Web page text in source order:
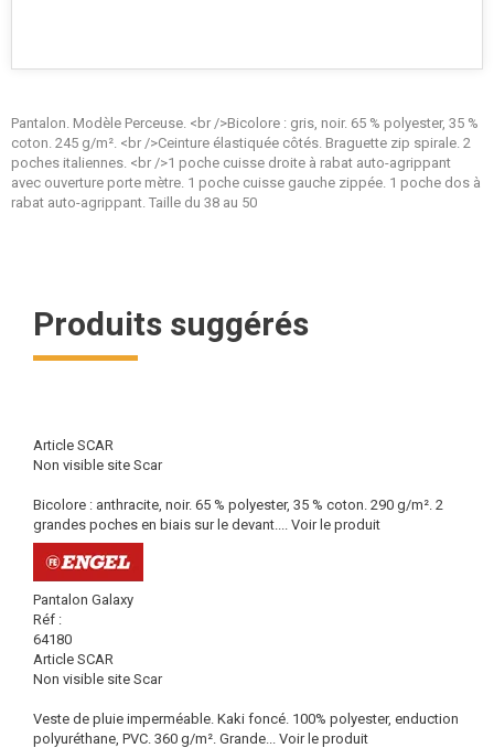
Pantalon. Modèle Perceuse. <br />Bicolore : gris, noir. 65 % polyester, 35 %
coton. 245 g/m². <br />Ceinture élastiquée côtés. Braguette zip spirale. 2
poches italiennes. <br />1 poche cuisse droite à rabat auto-agrippant
avec ouverture porte mètre. 1 poche cuisse gauche zippée. 1 poche dos à
rabat auto-agrippant. Taille du 38 au 50
Produits suggérés
Article SCAR
Non visible site Scar
Bicolore : anthracite, noir. 65 % polyester, 35 % coton. 290 g/m². 2
grandes poches en biais sur le devant.... Voir le produit
Pantalon Galaxy
Réf :
64180
Article SCAR
Non visible site Scar
Veste de pluie imperméable. Kaki foncé. 100% polyester, enduction
polyuréthane, PVC. 360 g/m². Grande... Voir le produit